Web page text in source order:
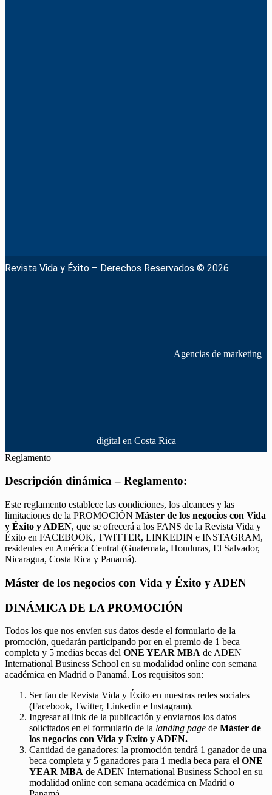
Revista Vida y Éxito – Derechos Reservados © 2026
Agencias de marketing
digital en Costa Rica
Reglamento
Descripción dinámica – Reglamento:
Este reglamento establece las condiciones, los alcances y las
limitaciones de la PROMOCIÓN Máster de los negocios con Vida
y Éxito y ADEN, que se ofrecerá a los FANS de la Revista Vida y
Éxito en FACEBOOK, TWITTER, LINKEDIN e INSTAGRAM,
residentes en América Central (Guatemala, Honduras, El Salvador,
Nicaragua, Costa Rica y Panamá).
Máster de los negocios con Vida y Éxito y ADEN
DINÁMICA DE LA PROMOCIÓN
Todos los que nos envíen sus datos desde el formulario de la
promoción, quedarán participando por en el premio de 1 beca
completa y 5 medias becas del ONE YEAR MBA de ADEN
International Business School en su modalidad online con semana
académica en Madrid o Panamá. Los requisitos son:
Ser fan de Revista Vida y Éxito en nuestras redes sociales
(Facebook, Twitter, Linkedin e Instagram).
Ingresar al link de la publicación y enviarnos los datos
solicitados en el formulario de la landing page de Máster de
los negocios con Vida y Éxito y ADEN.
Cantidad de ganadores: la promoción tendrá 1 ganador de una
beca completa y 5 ganadores para 1 media beca para el ONE
YEAR MBA de ADEN International Business School en su
modalidad online con semana académica en Madrid o